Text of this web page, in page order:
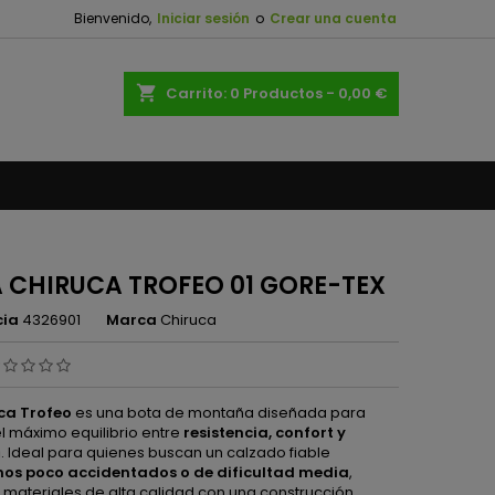
Bienvenido, Iniciar sesión o Crear una cuenta
shopping_cart Carrito: 0 Productos - 0,00 €
CHIRUCA TROFEO 01 GORE-TEX
4326901 Marca Chiruca
Trofeo es una bota de montaña diseñada para
máximo equilibrio entre resistencia, confort y
. Ideal para quienes buscan un calzado fiable
poco accidentados o de dificultad media,